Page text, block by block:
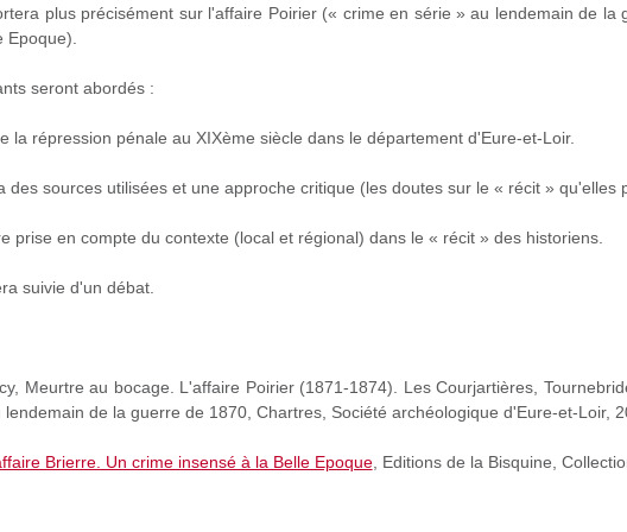
plus précisément sur l'affaire Poirier(« crime en série » au lendemain de la
Epoque).
seront abordés :
la répression pénale au XIXème siècle dans le département d'Eure-et-Loir.
des sources utilisées et une approche critique (les doutes sur le « récit » qu'elles
prise en compte du contexte (local et régional) dans le « récit » des historiens.
suivie d'un débat.
Meurtre au bocage. L'affaire Poirier (1871-1874). Les Courjartières,
lendemain de la guerre de 1870, Chartres, Société archéologique d'Eure-et-Loir,
Brierre. Un crime insensé à la Belle Epoque, Editions de la Bisquine,